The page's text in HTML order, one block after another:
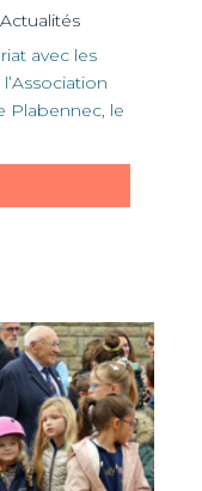
Actualités
avec les
Plabennec, le